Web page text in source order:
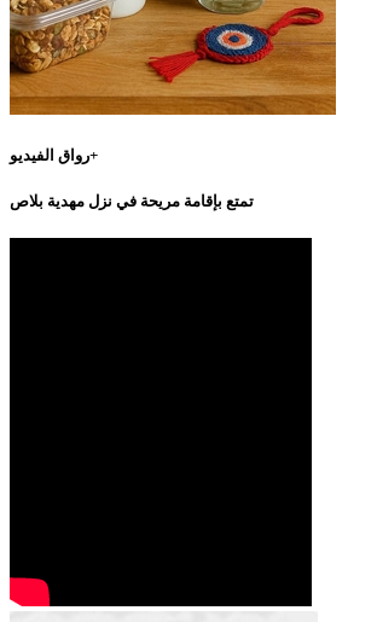
رواق الفيديو+
تمتع بإقامة مريحة في نزل مهدية بلاص